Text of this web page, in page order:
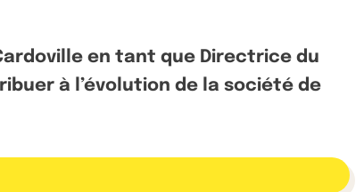
en tant que Directrice du
à l’évolution de la société de